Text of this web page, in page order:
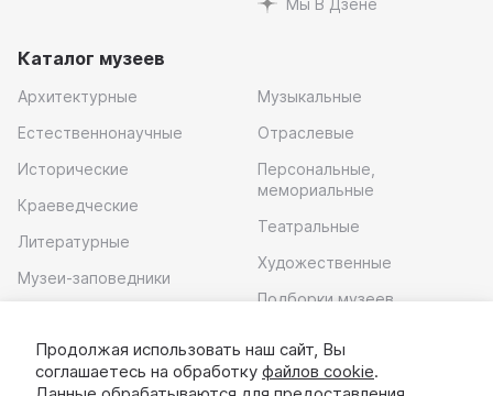
Мы В Дзене
Каталог музеев
Архитектурные
Естественнонаучные
Исторические
Краеведческие
Литературные
Музеи-заповедники
Музыкальные
Отраслевые
Персональные,
мемориальные
Театральные
Художественные
Подборки музеев
Скачать приложение
Продолжая использовать наш сайт, Вы
соглашаетесь на обработку файлов cookie.